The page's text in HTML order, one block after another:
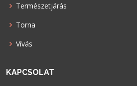
Természetjárás
Torna
Vívás
KAPCSOLAT